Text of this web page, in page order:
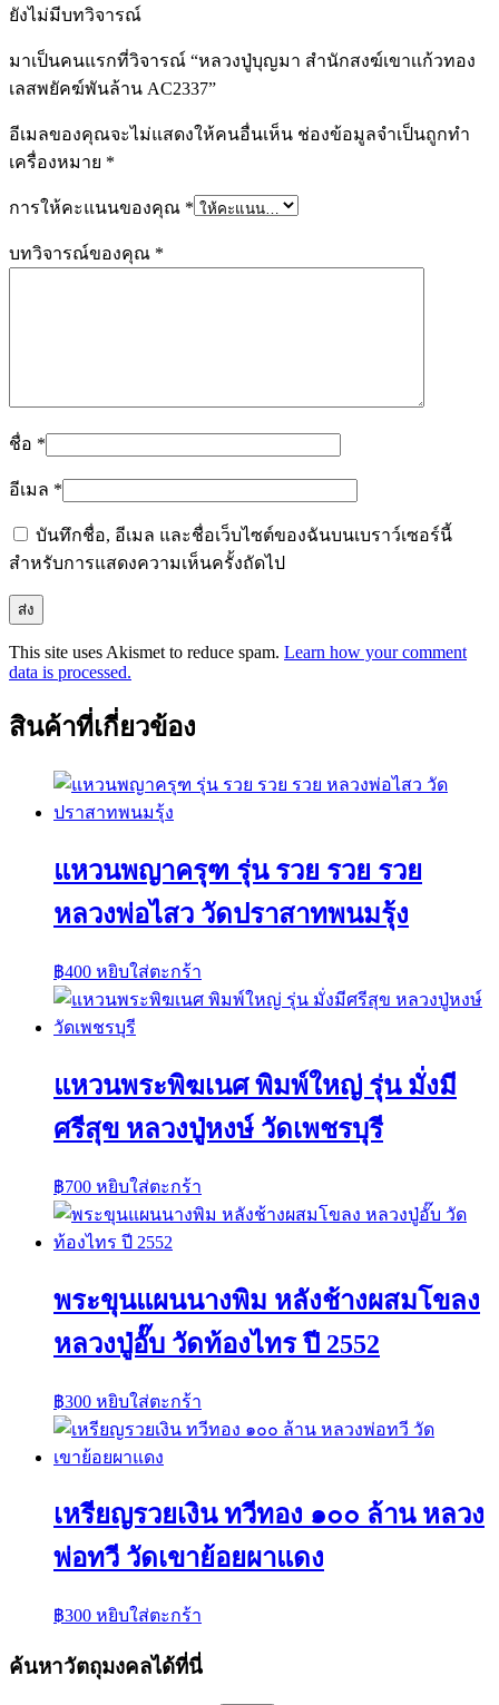
ยังไม่มีบทวิจารณ์
มาเป็นคนแรกที่วิจารณ์ “หลวงปู่บุญมา สำนักสงฆ์เขาเเก้วทอง
เลสพยัคฆ์พันล้าน AC2337”
อีเมลของคุณจะไม่แสดงให้คนอื่นเห็น ช่องข้อมูลจำเป็นถูกทำ
เครื่องหมาย *
การให้คะแนนของคุณ *
บทวิจารณ์ของคุณ *
ชื่อ *
อีเมล *
บันทึกชื่อ, อีเมล และชื่อเว็บไซต์ของฉันบนเบราว์เซอร์นี้
สำหรับการแสดงความเห็นครั้งถัดไป
This site uses Akismet to reduce spam. Learn how your comment
data is processed.
สินค้าที่เกี่ยวข้อง
แหวนพญาครุฑ รุ่น รวย รวย รวย
หลวงพ่อไสว วัดปราสาทพนมรุ้ง
฿400 หยิบใส่ตะกร้า
แหวนพระพิฆเนศ พิมพ์ใหญ่ รุ่น มั่งมี
ศรีสุข หลวงปู่หงษ์ วัดเพชรบุรี
฿700 หยิบใส่ตะกร้า
พระขุนแผนนางพิม หลังช้างผสมโขลง
หลวงปู่อั๊บ วัดท้องไทร ปี 2552
฿300 หยิบใส่ตะกร้า
เหรียญรวยเงิน ทวีทอง ๑๐๐ ล้าน หลวง
พ่อทวี วัดเขาย้อยผาแดง
฿300 หยิบใส่ตะกร้า
ค้นหาวัตถุมงคลได้ที่นี่